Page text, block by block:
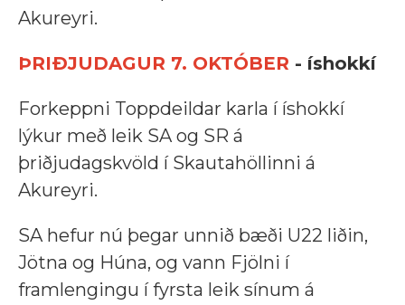
Akureyri.
ÞRIÐJUDAGUR 7. OKTÓBER - íshokkí
Forkeppni Toppdeildar karla í íshokkí
lýkur með leik SA og SR á
þriðjudagskvöld í Skautahöllinni á
Akureyri.
SA hefur nú þegar unnið bæði U22 liðin,
Jötna og Húna, og vann Fjölni í
framlengingu í fyrsta leik sínum á